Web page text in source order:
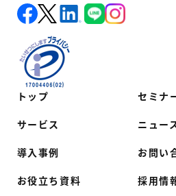
トップ
サービス
導入事例
お役立ち資料
セミナ
ニュー
お問い
採用情